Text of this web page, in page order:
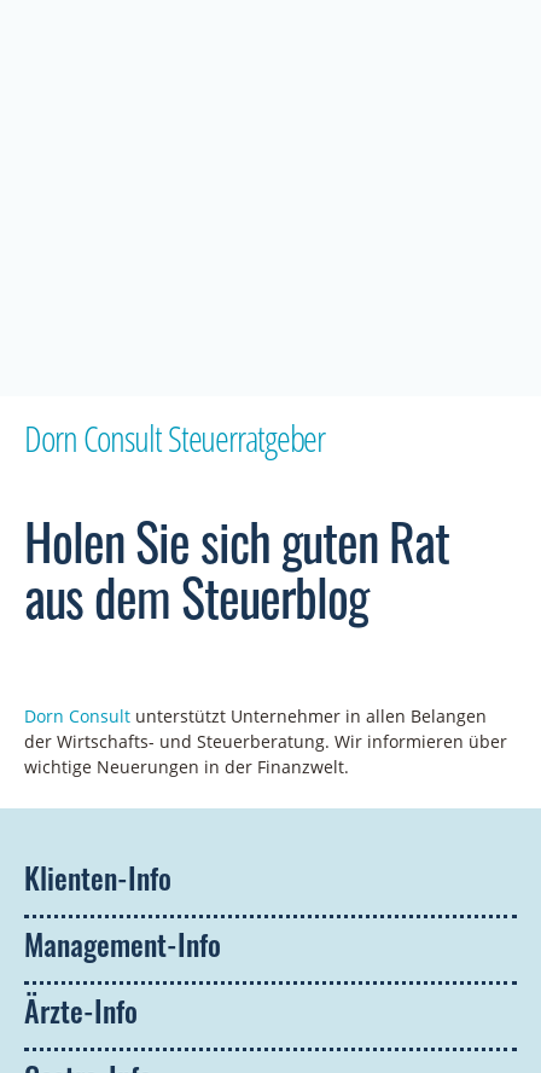
Dorn Consult Steuerratgeber
Holen Sie sich guten Rat
aus dem Steuerblog
Dorn Consult unterstützt Unternehmer in allen Belangen
der Wirtschafts- und Steuerberatung. Wir informieren über
wichtige Neuerungen in der Finanzwelt.
Klienten-Info
Management-Info
Ärzte-Info